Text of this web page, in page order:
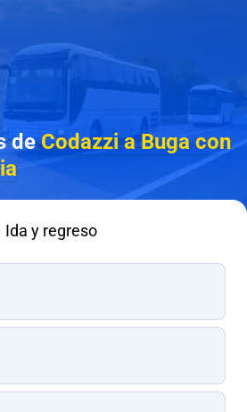
deCodazzi a Buga con
Ida y regreso